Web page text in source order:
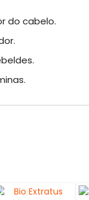
do cabelo.